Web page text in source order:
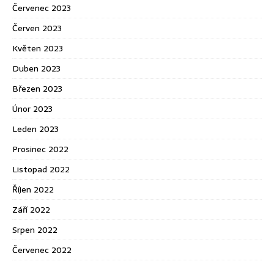
Červenec 2023
Červen 2023
Květen 2023
Duben 2023
Březen 2023
Únor 2023
Leden 2023
Prosinec 2022
Listopad 2022
Říjen 2022
Září 2022
Srpen 2022
Červenec 2022